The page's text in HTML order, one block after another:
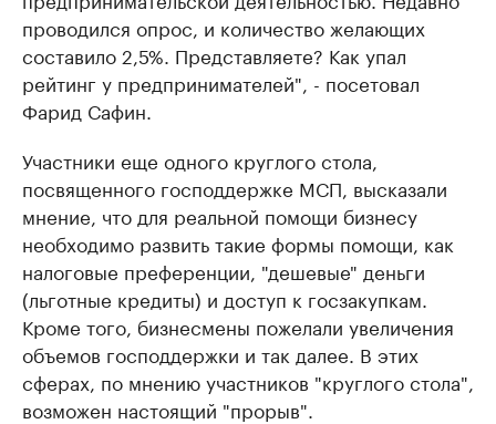
проводился опрос, и количество желающих
составило 2,5%. Представляете? Как упал
рейтинг у предпринимателей", - посетовал
Фарид Сафин.
Участники еще одного круглого стола,
посвященного господдержке МСП, высказали
мнение, что для реальной помощи бизнесу
необходимо развить такие формы помощи, как
налоговые преференции, "дешевые" деньги
(льготные кредиты) и доступ к госзакупкам.
Кроме того, бизнесмены пожелали увеличения
объемов господдержки и так далее. В этих
сферах, по мнению участников "круглого стола",
возможен настоящий "прорыв".